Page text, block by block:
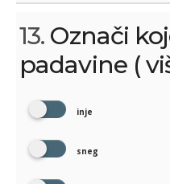
13. Označi
padavine (
inje
sneg